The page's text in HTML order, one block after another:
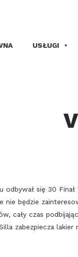
USŁUGI
odbywał się 30
nie będzie
cały czas
zabezpiecza